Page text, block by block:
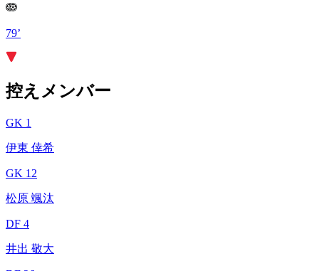
79’
控えメンバー
GK 1
伊東 倖希
GK 12
松原 颯汰
DF 4
井出 敬大